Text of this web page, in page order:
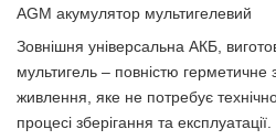
AGM акумулятор мультигелевий
Зовнішня універсальна АКБ,
мультигель – повністю
живлення, яке не потребує
процесі зберігання та експлуатації.